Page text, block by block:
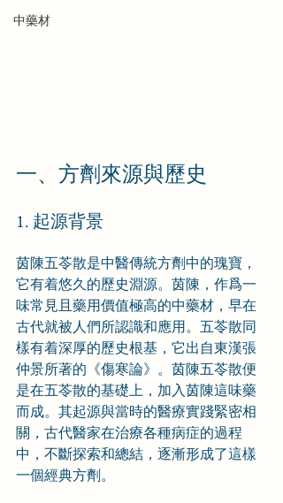
中藥材
一、方劑來源與歷史
1. 起源背景
茵陳五苓散是中醫傳統方劑中的瑰寶，
它有着悠久的歷史淵源。茵陳，作爲一
味常見且藥用價值極高的中藥材，早在
古代就被人們所認識和應用。五苓散同
樣有着深厚的歷史根基，它出自東漢張
仲景所著的《傷寒論》。茵陳五苓散便
是在五苓散的基礎上，加入茵陳這味藥
而成。其起源與當時的醫療實踐緊密相
關，古代醫家在治療各種病症的過程
中，不斷探索和總結，逐漸形成了這樣
一個經典方劑。